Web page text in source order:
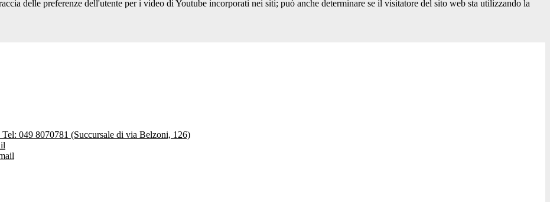
delle preferenze dell'utente per i video di Youtube incorporati nei siti; può anche determinare se il visitatore del sito web sta utilizzando la
049 8070781 (Succursale di via Belzoni, 126)